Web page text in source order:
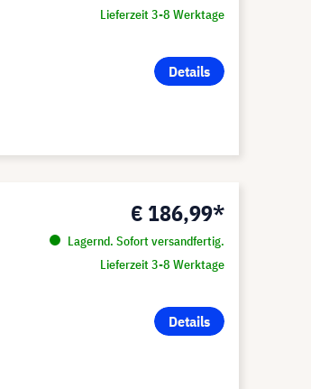
Lieferzeit 3-8 Werktage
Details
€ 186,99*
Lagernd. Sofort versandfertig.
Lieferzeit 3-8 Werktage
Details